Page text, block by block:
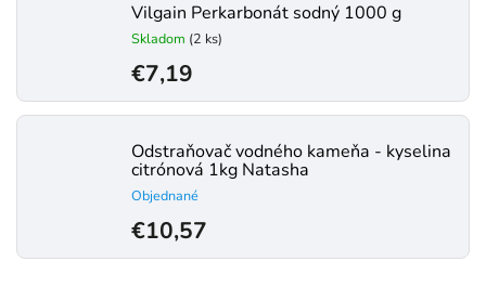
Vilgain Perkarbonát sodný 1000 g
Skladom (2 ks)
€7,19
Odstraňovač vodného kameňa - kyselina
citrónová 1kg Natasha
Objednané
€10,57